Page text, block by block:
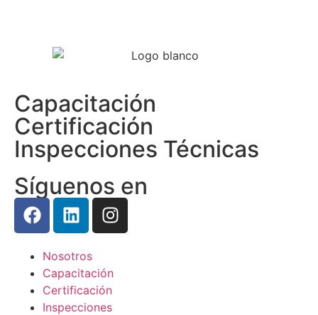
Capacitación
Certificación
Inspecciones Técnicas
Síguenos en
Nosotros
Capacitación
Certificación
Inspecciones